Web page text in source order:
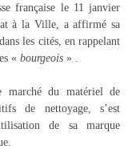
française le 11 janvier
à la Ville, a affirmé sa
les cités, en rappelant
« bourgeois » .
marché du matériel de
de nettoyage, s’est
de sa marque